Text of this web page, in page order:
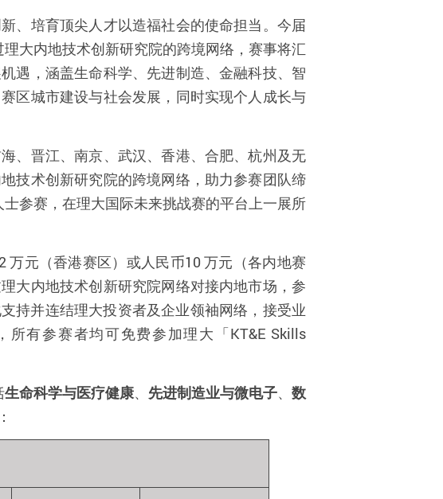
、培育顶尖人才以造福社会的使命担当。今届
大内地技术创新研究院的跨境网络，赛事将汇
遇，涵盖生命科学、先进制造、金融科技、智
区城市建设与社会发展，同时实现个人成长与
、晋江、南京、武汉、香港、合肥、杭州及无
技术创新研究院的跨境网络，助力参赛团队缔
参赛，在理大国际未来挑战赛的平台上一展所
元（香港赛区）或人民币10 万元（各内地赛
大内地技术创新研究院网络对接内地市场，参
持并连结理大投资者及企业领袖网络，接受业
有参赛者均可免费参加理大「KT&E Skills
生命科学与医疗健康、 先进制造业与微电子、数